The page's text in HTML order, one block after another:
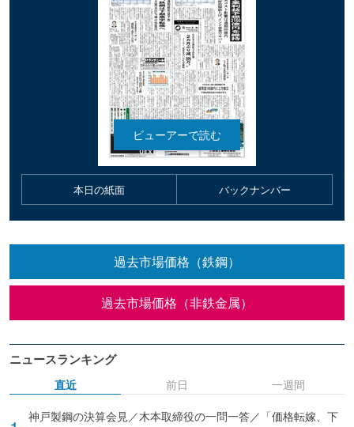
本日の紙面 バックナンバー
過去市場価格（鉄鋼）
過去市場価格（非鉄金属）
ニュースランキング
直近
神戸製鋼の決算会見／木本取締役の一問一答／「価格転嫁、下
前日 一週間